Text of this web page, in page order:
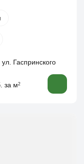
Гаспринского
за м2